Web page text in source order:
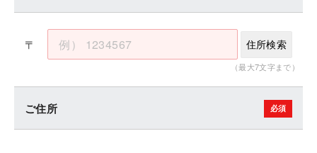
〒
（最大7文字まで）
住所検索
ご住所